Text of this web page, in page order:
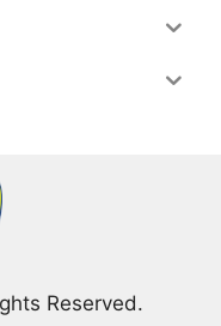
Reserved.